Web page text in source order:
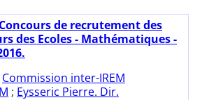
Concours de recrutement des
des Ecoles - Mathématiques -
Commission inter-IREM
; Eysseric Pierre. Dir.